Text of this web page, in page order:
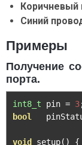
Коричневый
Синий
Примеры
Получение
порта.
int8_t pin = 3
bool
void setup() {